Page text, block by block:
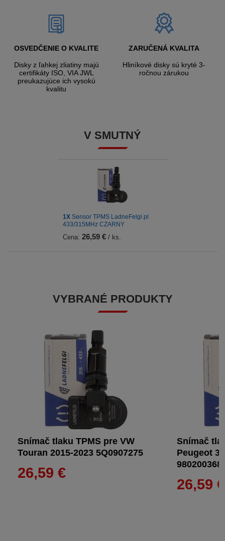
OSVEDČENIE O KVALITE
Disky z ľahkej zliatiny majú
certifikáty ISO, VIA JWL
preukazujúce ich vysokú
kvalitu
ZARUČENÁ KVALITA
Hliníkové disky sú kryté 3-
ročnou zárukou
V SMUTNÝ
1X Sensor TPMS LadneFelgi.pl
433/315MHz CZARNY
Cena: 26,59 €/ ks.
VYBRANÉ PRODUKTY
Snímač tlaku TPMS pre VW
Touran 2015-2023 5Q0907275
26,59 €
Snímač
Peugeot
26,59 €